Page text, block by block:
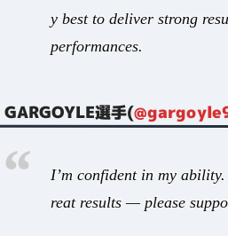
y best to deliver strong
performances.
GARGOYLE選手(
I’m confident in my
reat results — please